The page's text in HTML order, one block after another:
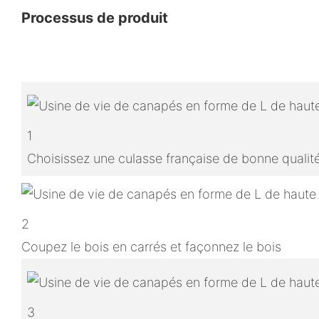
Processus de produit
1
Choisissez une culasse française de bonne
2
Coupez le bois en carrés et façonnez le bois
3